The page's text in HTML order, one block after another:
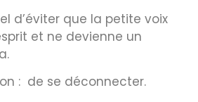
d’éviter que la petite voix
et ne devienne un
: de se déconnecter.